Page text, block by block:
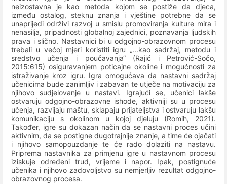
neizostavna je kao metoda kojom se postiže da djeca,
između ostalog, steknu znanja i vještine potrebne da se
unaprijedi održivi razvoj u smislu promoviranja kulture mira i
nenasilja, pripadnosti globalnoj zajednici, poznavanja ljudskih
prava i slično. Nastavnici bi u odgojno-obrazovnom procesu
trebali u većoj mjeri koristiti igru „...kao sadržaj, metodu i
sredstvo učenja i poučavanja“ (Rajić i Petrović-Sočo,
2015:615) osiguravanjem poticajne okoline i mogućnosti za
istraživanje kroz igru. Igra omogućava da nastavni sadržaj
učenicima bude zanimljiv i zabavan te utječe na motivaciju za
njihovo sudjelovanje u nastavi. Igrajući se, učenici lakše
ostvaruju odgojno-obrazovne ishode, aktivniji su u procesu
učenja, razvijaju maštu, sklapaju prijateljstva i ostvaruju lakšu
komunikaciju s okolinom u kojoj djeluju (Romih, 2021).
Također, igre su dokazan način da se nastavni proces učini
aktivnim, da se postigne dugotrajnije znanje, a time će ojačati
i njihovo samopouzdanje te će rado dolaziti na nastavu.
Priprema nastavnika za primjenu igre u nastavnom procesu
iziskuje određeni trud, vrijeme i napor. Ipak, postignuće
učenika i njihovo zadovoljstvo su nemjerljiv rezultat odgojno-
obrazovnog procesa.